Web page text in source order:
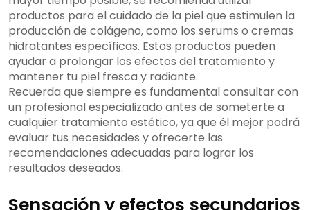
productos para el cuidado de la piel que estimulen la
producción de colágeno, como los serums o cremas
hidratantes específicas. Estos productos pueden
ayudar a prolongar los efectos del tratamiento y
mantener tu piel fresca y radiante.
Recuerda que siempre es fundamental consultar con
un profesional especializado antes de someterte a
cualquier tratamiento estético, ya que él mejor podrá
evaluar tus necesidades y ofrecerte las
recomendaciones adecuadas para lograr los
resultados deseados.
Sensación y efectos secundarios